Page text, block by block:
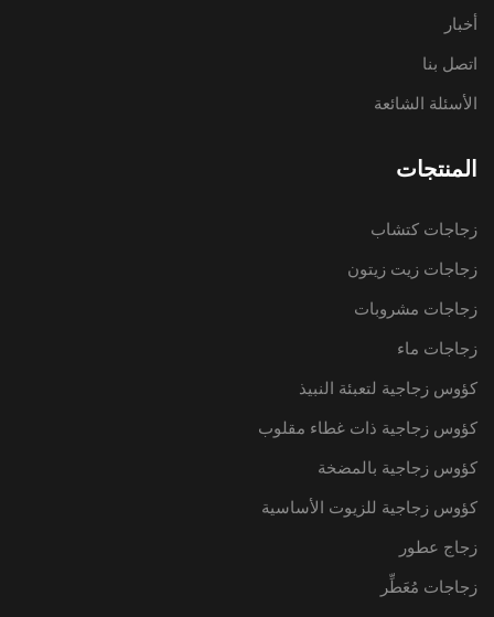
أخبار
اتصل بنا
الأسئلة الشائعة
المنتجات
زجاجات كتشاب
زجاجات زيت زيتون
زجاجات مشروبات
زجاجات ماء
كؤوس زجاجية لتعبئة النبيذ
كؤوس زجاجية ذات غطاء مقلوب
كؤوس زجاجية بالمضخة
كؤوس زجاجية للزيوت الأساسية
زجاج عطور
زجاجات مُعَطِّر